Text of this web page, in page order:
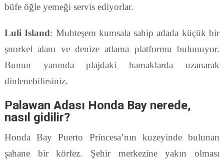
büfe öğle yemeği servis ediyorlar.
Luli Island: Muhteşem kumsala sahip adada küçük bir
şnorkel alanı ve denize atlama platformu bulunuyor.
Bunun yanında plajdaki hamaklarda uzanarak
dinlenebilirsiniz.
Palawan Adası Honda Bay nerede,
nasıl gidilir?
Honda Bay Puerto Princesa’nın kuzeyinde bulunan
şahane bir körfez. Şehir merkezine yakın olması